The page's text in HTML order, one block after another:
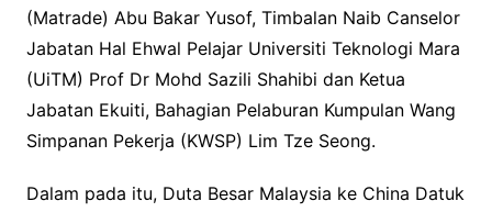
(Matrade) Abu Bakar Yusof, Timbalan Naib Canselor
Jabatan Hal Ehwal Pelajar Universiti Teknologi Mara
(UiTM) Prof Dr Mohd Sazili Shahibi dan Ketua
Jabatan Ekuiti, Bahagian Pelaburan Kumpulan Wang
Simpanan Pekerja (KWSP) Lim Tze Seong.
Dalam pada itu, Duta Besar Malaysia ke China Datuk